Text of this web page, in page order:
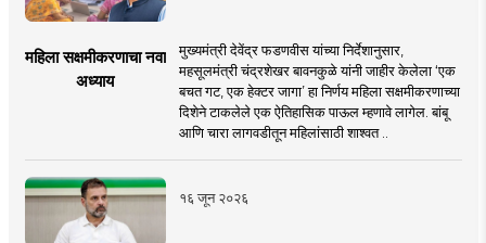
महिला सक्षमीकरणाचा नवा
अध्याय
मुख्यमंत्री देवेंद्र फडणवीस यांच्या निर्देशानुसार,
महसूलमंत्री चंद्रशेखर बावनकुळे यांनी जाहीर केलेला ‘एक
बचत गट, एक हेक्टर जागा’ हा निर्णय महिला सक्षमीकरणाच्या
दिशेने टाकलेले एक ऐतिहासिक पाऊल म्हणावे लागेल. बांबू
आणि चारा लागवडीतून महिलांसाठी शाश्वत ..
१६ जून २०२६